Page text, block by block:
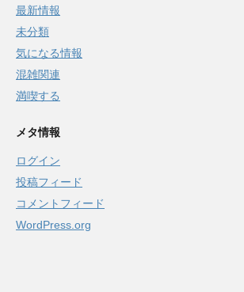
最新情報
未分類
気になる情報
混雑関連
満喫する
メタ情報
ログイン
投稿フィード
コメントフィード
WordPress.org